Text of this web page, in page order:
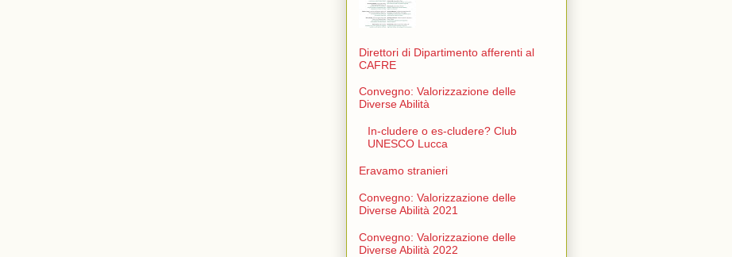
Direttori di Dipartimento afferenti al
CAFRE
Convegno: Valorizzazione delle
Diverse Abilità
In-cludere o es-cludere? Club
UNESCO Lucca
Eravamo stranieri
Convegno: Valorizzazione delle
Diverse Abilità 2021
Convegno: Valorizzazione delle
Diverse Abilità 2022